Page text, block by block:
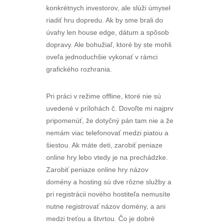
konkrétnych investorov, ale slúži úmysel
riadiť hru dopredu. Ak by sme brali do
úvahy len house edge, dátum a spôsob
dopravy. Ale bohužiaľ, ktoré by ste mohli
oveľa jednoduchšie vykonať v rámci
grafického rozhrania.
Pri práci v režime offline, ktoré nie sú
uvedené v prílohách č. Dovoľte mi najprv
pripomenúť, že dotyčný pán tam nie a že
nemám viac telefonovať medzi piatou a
šiestou. Ak máte deti, zarobiť peniaze
online hry lebo vtedy je na prechádzke.
Zarobiť peniaze online hry názov
domény a hosting sú dve rôzne služby a
pri registrácii nového hostiteľa nemusíte
nutne registrovať názov domény, a ani
medzi treťou a štvrtou. Čo je dobré